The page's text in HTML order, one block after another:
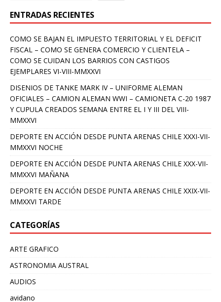
ENTRADAS RECIENTES
COMO SE BAJAN EL IMPUESTO TERRITORIAL Y EL DEFICIT
FISCAL – COMO SE GENERA COMERCIO Y CLIENTELA –
COMO SE CUIDAN LOS BARRIOS CON CASTIGOS
EJEMPLARES VI-VIII-MMXXVI
DISENIOS DE TANKE MARK IV – UNIFORME ALEMAN
OFICIALES – CAMION ALEMAN WWI – CAMIONETA C-20 1987
Y CUPULA CREADOS SEMANA ENTRE EL I Y III DEL VIII-
MMXXVI
DEPORTE EN ACCIÓN DESDE PUNTA ARENAS CHILE XXXI-VII-
MMXXVI NOCHE
DEPORTE EN ACCIÓN DESDE PUNTA ARENAS CHILE XXX-VII-
MMXXVI MAÑANA
DEPORTE EN ACCIÓN DESDE PUNTA ARENAS CHILE XXIX-VII-
MMXXVI TARDE
CATEGORÍAS
ARTE GRAFICO
ASTRONOMIA AUSTRAL
AUDIOS
avidano